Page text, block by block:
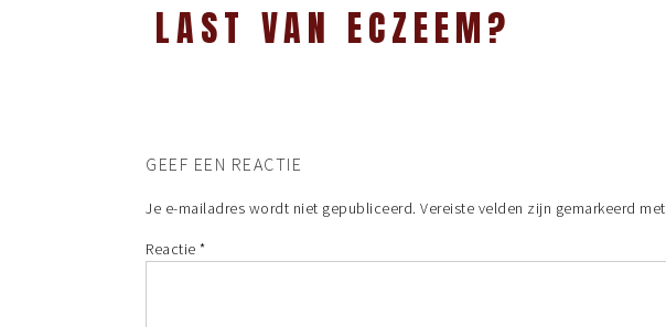
LAST VAN ECZEEM?
GEEF EEN REACTIE
Je e-mailadres wordt niet gepubliceerd. Vereiste velden zijn gemarkeerd met
Reactie *